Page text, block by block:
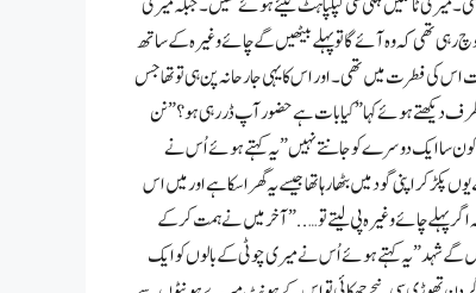
رہی تھی کہ وہ آئے گا تو پہلے بیٹھیں گے چائے وغیرہ کے ساتھ
اس کی فطرت میں تھی۔ اور اس کا یہی جارحانہ پن ہی تو تھا جس
دیکھتے ہوئے کہا ” کیا بات ہے حضور آپ ڈر رہی ہو ؟” نن
سا ایک دوسرے کو جانتے نہیں” یہ کہتے ہوئے اُس نے
پکڑ کر اپنی گود میں بٹھا رہا تھا جیسے یہ گھر اسکا ہے اور میں اس
اگر پہلے چائے وغیرہ پی لیتے تو…..” آخر میں نے ہمت کرکے
گے شہد ” یہ کہتے ہوئے اُس نے میری چوٹی کے بالوں کو ایک